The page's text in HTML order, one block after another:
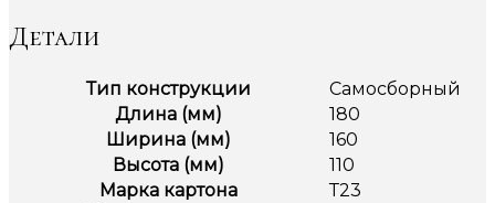
Детали
Тип конструкции
Самосборный
Длина (мм)
180
Ширина (мм)
160
Высота (мм)
110
Марка картона
Т23